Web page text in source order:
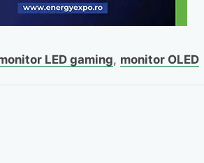
LED gaming, monitor OLED